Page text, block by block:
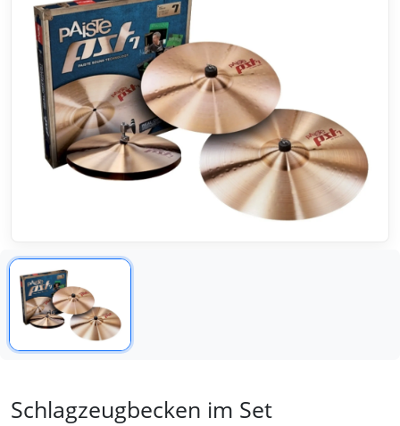
Schlagzeugbecken im Set